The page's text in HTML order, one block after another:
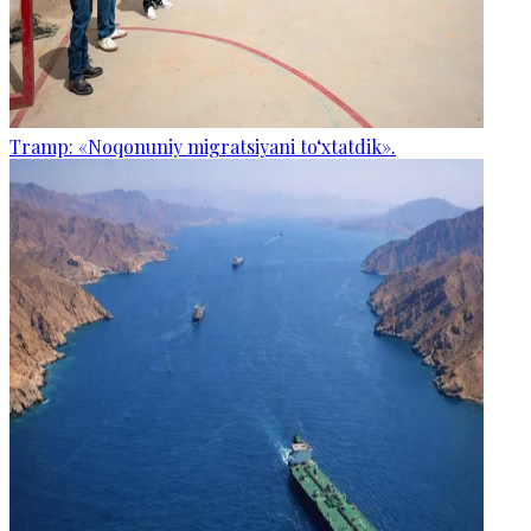
Tramp: «Noqonuniy migratsiyani to‘xtatdik».